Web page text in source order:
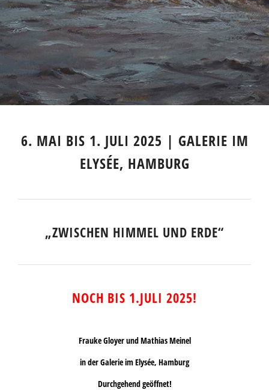
6. MAI BIS 1. JULI 2025 | GALERIE IM
ELYSÉE, HAMBURG
„ZWISCHEN HIMMEL UND ERDE“
NOCH BIS 1.JULI 2025!
Frauke GloyerundMathias Meinel
in der Galerie im Elysée, Hamburg
Durchgehend geöffnet!